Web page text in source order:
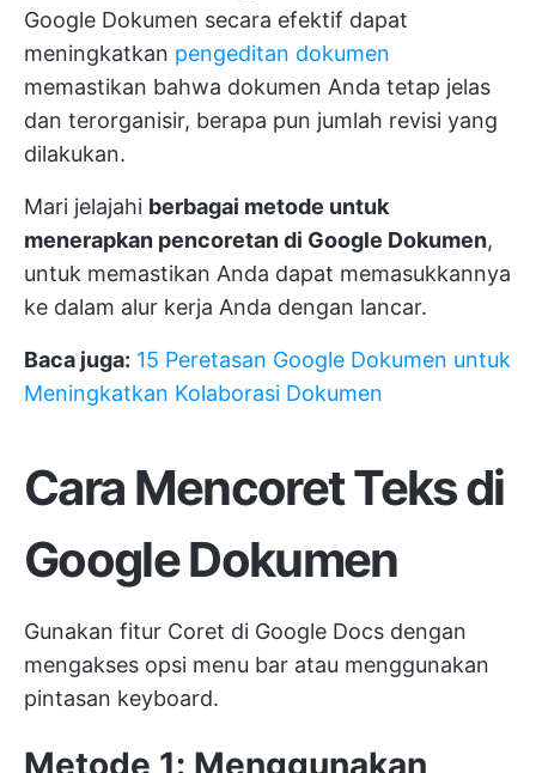
Google Dokumen secara efektif dapat
meningkatkan pengeditan dokumen
memastikan bahwa dokumen Anda tetap jelas
dan terorganisir, berapa pun jumlah revisi yang
dilakukan.
Mari jelajahi berbagai metode untuk
menerapkan pencoretan di Google Dokumen,
untuk memastikan Anda dapat memasukkannya
ke dalam alur kerja Anda dengan lancar.
Baca juga: 15 Peretasan Google Dokumen untuk
Meningkatkan Kolaborasi Dokumen
Cara Mencoret Teks di
Google Dokumen
Gunakan fitur Coret di Google Docs dengan
mengakses opsi menu bar atau menggunakan
pintasan keyboard.
Metode 1: Menggunakan